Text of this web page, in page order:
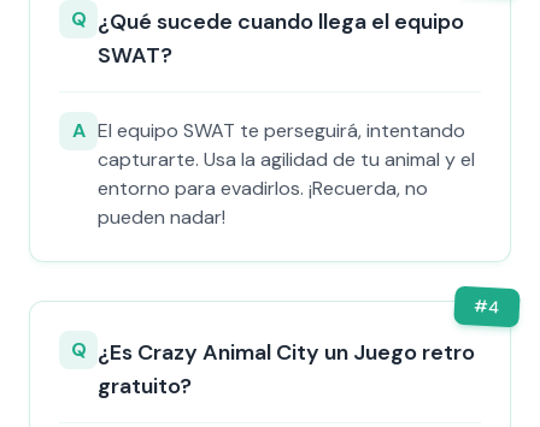
Q ¿Qué sucede cuando llega el equipo
SWAT?
A El equipo SWAT te perseguirá, intentando
capturarte. Usa la agilidad de tu animal y el
entorno para evadirlos. ¡Recuerda, no
pueden nadar!
#4
Q ¿Es Crazy Animal City un Juego retro
gratuito?